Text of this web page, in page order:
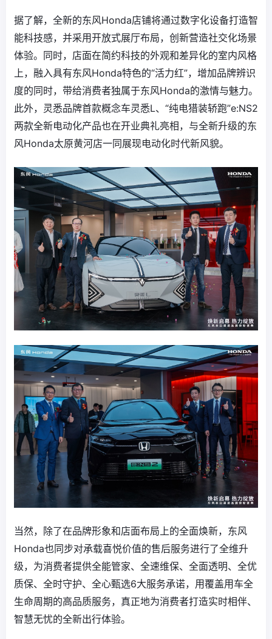
据了解，全新的东风Honda店铺将通过数字化设备打造智
能科技感，并采用开放式展厅布局，创新营造社交化场景
体验。同时，店面在简约科技的外观和差异化的室内风格
上，融入具有东风Honda特色的“活力红”，增加品牌辨识
度的同时，带给消费者独属于东风Honda的激情与魅力。
此外，灵悉品牌首款概念车灵悉L、“纯电猎装轿跑”e:NS2
两款全新电动化产品也在开业典礼亮相，与全新升级的东
风Honda太原黄河店一同展现电动化时代新风貌。
当然，除了在品牌形象和店面布局上的全面焕新，东风
Honda也同步对承载喜悦价值的售后服务进行了全维升
级，为消费者提供全能管家、全速维保、全面透明、全优
质保、全时守护、全心甄选6大服务承诺，用覆盖用车全
生命周期的高品质服务，真正地为消费者打造实时相伴、
智慧无忧的全新出行体验。